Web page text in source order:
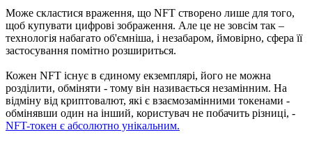
Може скластися враження, що NFT створено лише для того,
щоб купувати цифрові зображення. Але це не зовсім так –
технологія набагато об'ємніша, і незабаром, ймовірно, сфера її
застосування помітно розшириться.
Кожен NFT існує в єдиному екземплярі, його не можна
розділити, обміняти - тому він називається незамінним. На
відміну від криптовалют, які є взаємозамінними токенами -
обмінявши один на інший, користувач не побачить різниці, -
NFT-токен є абсолютно унікальним.